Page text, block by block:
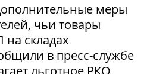
меры
чьи товары
на складах
в пресс-службе
льготное РКО,